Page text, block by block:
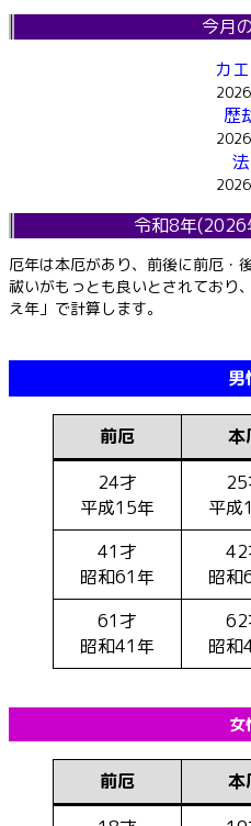
今月
カ
歴
令和8年(2026
厄年は本厄があり、前後に前厄・
祓いがもっとも良いとされており
え年」で計算します。
男
前厄 本
24才
平成15年
25
平成
41才
昭和61年
42
昭和
61才
昭和41年
62
昭和
女
前厄 本